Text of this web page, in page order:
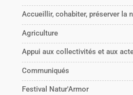
Accueillir, cohabiter, préserver la
Agriculture
Appui aux collectivités et aux
Communiqués
Festival Natur'Armor